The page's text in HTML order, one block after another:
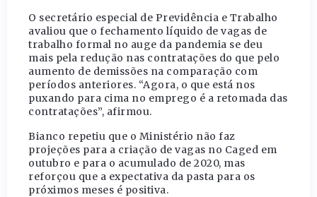
O secretário especial de Previdência e Trabalho
avaliou que o fechamento líquido de vagas de
trabalho formal no auge da pandemia se deu
mais pela redução nas contratações do que pelo
aumento de demissões na comparação com
períodos anteriores. “Agora, o que está nos
puxando para cima no emprego é a retomada das
contratações”, afirmou.
Bianco repetiu que o Ministério não faz
projeções para a criação de vagas no Caged em
outubro e para o acumulado de 2020, mas
reforçou que a expectativa da pasta para os
próximos meses é positiva.